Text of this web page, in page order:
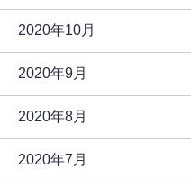
2020年10月
2020年9月
2020年8月
2020年7月